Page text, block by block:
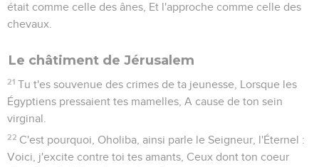
était comme celle des ânes, Et l'approche comme celle des
chevaux.
Le châtiment de Jérusalem
21 Tu t'es souvenue des crimes de ta jeunesse, Lorsque les
Égyptiens pressaient tes mamelles, A cause de ton sein
virginal.
22 C'est pourquoi, Oholiba, ainsi parle le Seigneur, l'Éternel :
Voici, j'excite contre toi tes amants, Ceux dont ton coeur